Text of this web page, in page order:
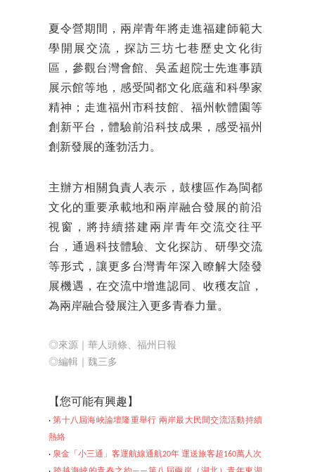
夏令營期間，兩岸青年將走進福建師範大
學開展交流，探訪三坊七巷歷史文化街
區，參觀台灣會館、吳孟超院士先進事蹟
展示館等地，感受閩都文化底蘊和科學家
精神；走進福州市科技館、福州軟體園等
創新平台，體驗前沿科技成果，感受福州
創新發展的蓬勃活力。
主辦方相關負責人表示，鼓樓區作為閩都
文化的重要承載地和兩岸融合發展的前沿
視窗，將持續搭建兩岸青年交流交往平
台，通過科技體驗、文化探訪、研學交流
等形式，讓更多台灣青年深入瞭解大陸發
展機遇，在交流中增進認同、收穫友誼，
為兩岸融合發展注入更多青春力量。
◎來源｜華人頭條、福州日報
◎編輯 ｜魏三多
【您可能有興趣】
‧第十八屆海峽論壇隆重舉行 兩岸最大民間交流活動持續
熱絡
‧ 泉金「小三通」客運航線通航20年 運送旅客超160萬人次